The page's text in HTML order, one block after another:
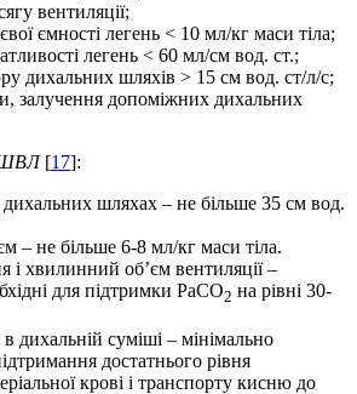
вентиляції;
ємності легень < 10 мл/кг маси тіла;
легень < 60 мл/см вод. ст.;
дихальних шляхів > 15 см вод. ст/л/с;
залучення допоміжних дихальних
ШВЛ[17]:
шляхах – не більше 35 см вод.
– не більше 6-8 мл/кг маси тіла.
і хвилинний об’єм вентиляції –
для підтримки РаСО2 на рівні 30-
дихальній суміші – мінімально
достатнього рівня
крові і транспорту кисню до